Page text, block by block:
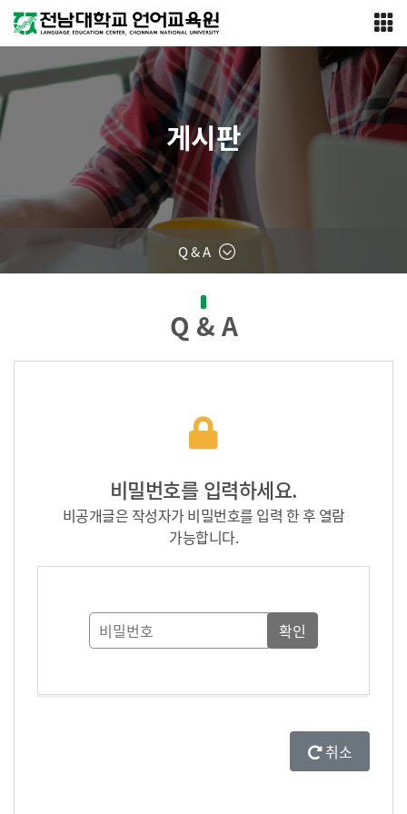
Q & A
게시판
Q & A
비밀번호를 입력하세요.
비공개글은 작성자가 비밀번호를 입력 한 후 열람
가능합니다.
취소